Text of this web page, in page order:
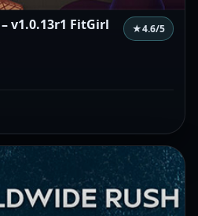
v1.0.13r1 FitGirl ★4.6/5